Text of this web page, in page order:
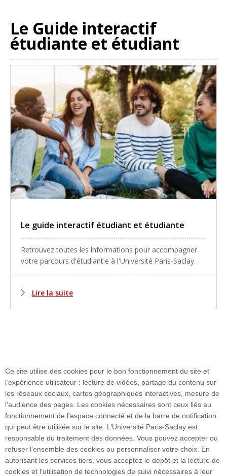
Le Guide interactif
étudiante et étudiant
Le guide interactif étudiant et étudiante
Retrouvez toutes les informations pour accompagner
votre parcours d'étudiant·e à l'Université Paris-Saclay.
Lire la suite
Plan du site
Accueil des publics internationaux
Ce site utilise des cookies pour le bon fonctionnement du site et
l’expérience utilisateur : lecture de vidéos, partage du contenu sur
les réseaux sociaux, cartes géographiques interactives, mesure de
l’audience des pages. Les cookies nécessaires sont ceux liés au
fonctionnement de l'espace connecté et de la barre de notification
qui peut être utilisée sur le site. L’Université Paris-Saclay est
responsable du traitement des données. Vous pouvez accepter ou
refuser l’ensemble des cookies ou personnaliser votre choix. En
autorisant les services tiers, vous acceptez le dépôt et la lecture de
cookies et l'utilisation de technologies de suivi nécessaires à leur